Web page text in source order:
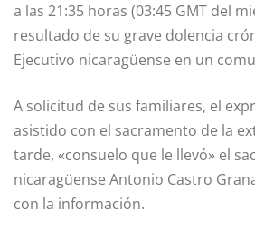
a las 21:35 horas (03:45 GMT del
resultado de su grave dolencia
Ejecutivo nicaragüense en un
A solicitud de sus familiares, el
asistido con el sacramento de la
tarde, «consuelo que le llevó» el
nicaragüense Antonio Castro
con la información.